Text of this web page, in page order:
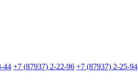
44 +7 (87937) 2-22-96 +7 (87937) 2-25-94